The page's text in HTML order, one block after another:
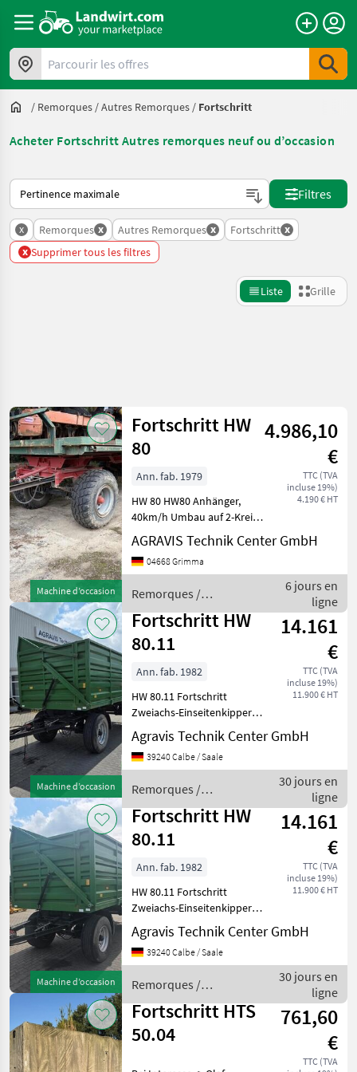
Parcourir les offres
/ Remorques /Autres Remorques / Fortschritt
Acheter Fortschritt Autres remorques neuf ou d’occasion
Voici comment les annonces sont triées sur Landwirt.com
Filtres
x Remorques x Autres Remorques x Fortschritt x
x Supprimer tous les filtres
Liste Grille
Catégorie 4 Pays Filtres
CHEMIN
ACTUEL
matériel
agricole
Remorques
Autres
Remorques
Fortschritt
CHOISIR
UNE
CATÉGORIE
Fortschritt
Fliegl
Möslein
Ifor Williams
Krone
Tebbe
Afficher
tous
les 38
MODÈLE
HW
80.11
Réinitialiser
Afficher
résultats
Machine d’occasion
Fortschritt HW
80
4.986,10
€
TTC (TVA
incluse 19%)
4.190 € HT
Ann. fab. 1979
HW 80 HW80 Anhänger,
40km/h Umbau auf 2-Kreis
DL-Bremse mit ALB
Vorbereitung auf Kippen
mit hydr. Seitenwand
abgebildete Kreiselegge **
*S
AGRAVIS Technik Center GmbH
04668 Grimma
Remorques /
Fortschritt
6 jours en
ligne
Machine d’occasion
Fortschritt HW
80.11
14.161
€
TTC (TVA
incluse 19%)
11.900 € HT
Ann. fab. 1982
HW 80.11 Fortschritt
Zweiachs-Einseitenkipper
HW 80.11 in
Grundausrüstung,
Drehschemellenkung
Ausführung
Stahlbordwände,
Häckselaufbau, hy
Agravis Technik Center GmbH
39240 Calbe / Saale
Remorques /
Fortschritt
30 jours en
ligne
Machine d’occasion
Fortschritt HW
80.11
14.161
€
TTC (TVA
incluse 19%)
11.900 € HT
Ann. fab. 1982
HW 80.11 Fortschritt
Zweiachs-Einseitenkipper
HW 80.11 in
Grundausrüstung,
Drehschemellenkung
Ausführung
Stahlbordwände,
Häckselaufbau, hy
Agravis Technik Center GmbH
39240 Calbe / Saale
Remorques /
Fortschritt
30 jours en
ligne
Fortschritt HTS
50.04
761,60
€
TTC (TVA